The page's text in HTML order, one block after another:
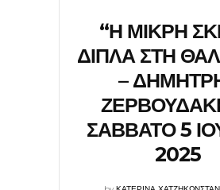
“Η ΜΙΚΡΗ
ΔΙΠΛΑ ΣΤΗ
–
ΣΑΒΒΑΤΟ 5
2025